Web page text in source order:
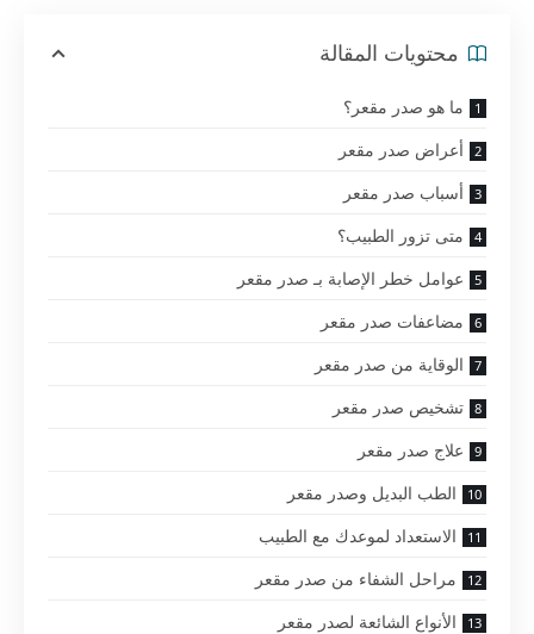
محتويات المقالة
ما هو صدر مقعر؟
أعراض صدر مقعر
أسباب صدر مقعر
متى تزور الطبيب؟
عوامل خطر الإصابة بـ صدر مقعر
مضاعفات صدر مقعر
الوقاية من صدر مقعر
تشخيص صدر مقعر
علاج صدر مقعر
الطب البديل وصدر مقعر
الاستعداد لموعدك مع الطبيب
مراحل الشفاء من صدر مقعر
الأنواع الشائعة لصدر مقعر